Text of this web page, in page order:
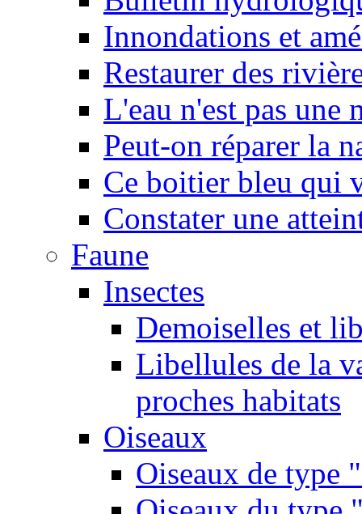
Innondations et
Restaurer des
L'eau n'est pas une
Peut-on réparer la
Ce boitier bleu qui
Constater une
Faune
Insectes
Demoiselles et
Libellules de la
proches habitats
Oiseaux
Oiseaux de type